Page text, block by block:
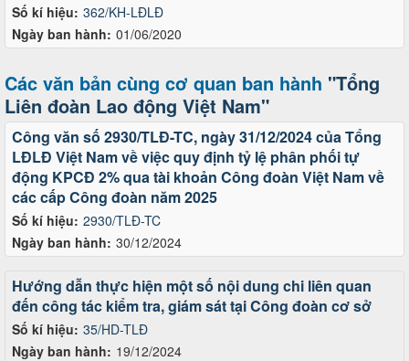
Số kí hiệu: 362/KH-LĐLĐ
Ngày ban hành: 01/06/2020
Các văn bản cùng cơ quan ban hành "Tổng
Liên đoàn Lao động Việt Nam"
Số kí hiệu: 2930/TLĐ-TC
Ngày ban hành: 30/12/2024
Công văn số 2930/TLĐ-TC, ngày 31/12/2024 của Tổng
LĐLĐ Việt Nam về việc quy định tỷ lệ phân phối tự
động KPCĐ 2% qua tài khoản Công đoàn Việt Nam về
các cấp Công đoàn năm 2025
Số kí hiệu: 35/HD-TLĐ
Ngày ban hành: 19/12/2024
Hướng dẫn thực hiện một số nội dung chi liên quan
đến công tác kiểm tra, giám sát tại Công đoàn cơ sở